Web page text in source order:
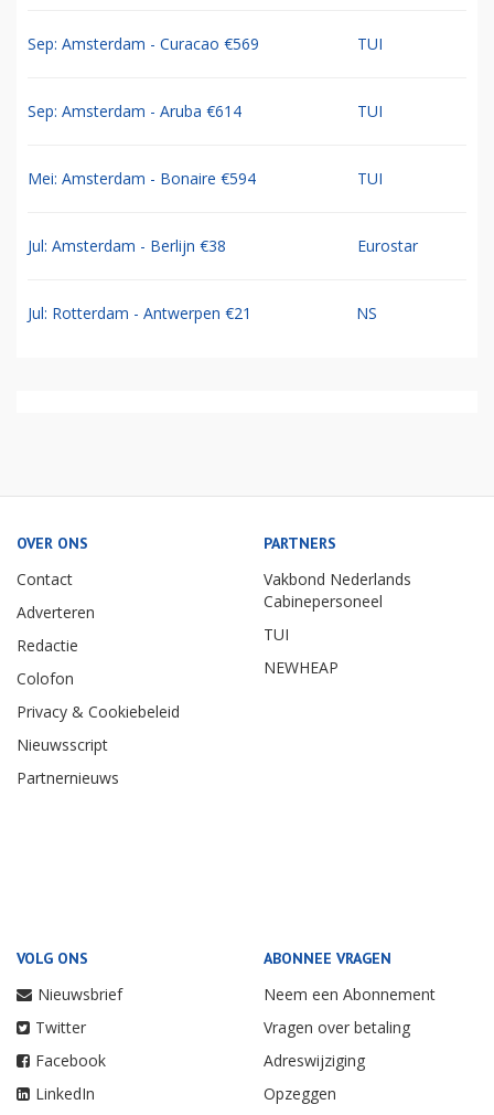
Sep: Amsterdam - Curacao €569 TUI
Sep: Amsterdam - Aruba €614 TUI
Mei: Amsterdam - Bonaire €594 TUI
Jul: Amsterdam - Berlijn €38 Eurostar
Jul: Rotterdam - Antwerpen €21 NS
OVER ONS
Contact
Adverteren
Redactie
Colofon
Privacy & Cookiebeleid
Nieuwsscript
Partnernieuws
PARTNERS
Vakbond Nederlands
Cabinepersoneel
TUI
NEWHEAP
VOLG ONS
Nieuwsbrief
Twitter
Facebook
LinkedIn
ABONNEE VRAGEN
Neem een Abonnement
Vragen over betaling
Adreswijziging
Opzeggen